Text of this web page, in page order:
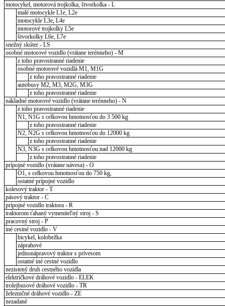
motocykel, motorová trojkolka, štvorkolka - L
malé motocykle L1e, L2e
motocykle L3e, L4e
motorové trojkolky L5e
štvorkolky L6e, L7e
snežný skúter - LS
osobné motorové vozidlo (vrátane terénneho) - M
z toho pravostranné riadenie
osobné motorové vozidlá M1, M1G
z toho pravostranné riadenie
autobusy M2, M3, M2G, M3G
z toho pravostranné riadenie
nákladné motorové vozidlo (vrátane terénneho) - N
z toho pravostranné riadenie
N1, N1G s celkovou hmotnosťou do 3 500 kg
z toho pravostranné riadenie
N2, N2G s celkovou hmotnosťou do 12000 kg
z toho pravostranné riadenie
N3, N3G s celkovou hmotnosťou nad 12000 kg
z toho pravostranné riadenie
prípojné vozidlo (vrátane návesa) - O
O1, s celkovou hmotnosťou do 750 kg,
ostatné prípojné vozidlo
kolesový traktor - T
pásový traktor - C
prípojné vozidlo traktora - R
traktorom ťahaný vymeniteľný stroj - S
pracovný stroj - P
iné cestné vozidlo - V
bicykel, kolobežka
záprahové
jednonápravový traktor s prívesom
ostatné iné cestné vozidlo
nezistený druh cestného vozidla
električkové dráhové vozidlo - ELEK
trolejbusové dráhové vozidlo - TR
železničné dráhové vozidlo - ZE
nezadané